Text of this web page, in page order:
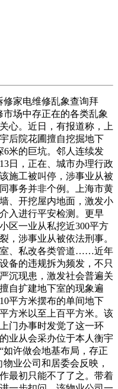
家电维修乱象查询拜
场中存正在的各类乱象
心。近日，有报道称，上
后院花圃擅自挖掘地下
6米的巨坑。邻人连续发
日，正在、城市办理行政
施工被叫停，涉事业从被
事务并非个例。上海市黄
、开挖屋内地面，激发小
入进行平安检测。更早
区一业从私挖近300平方
，涉事业从被依法刑事。
室、私改各类管道……近年
备的违规拆为频发，不只
沉现患，激发社会普遍关
自扩建地下室的现象遍
平方米摆布的单间地下
方米以至上百平方米。该
门办事时发觉了这一环
业从会采办位于本人衡宇
如许做会地基布局，存正
业公司和居委会反映，
最初只能不了了之。带着